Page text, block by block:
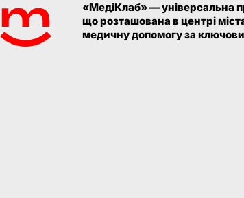
«МедіКлаб» — універсальна
що розташована в центрі
медичну допомогу за